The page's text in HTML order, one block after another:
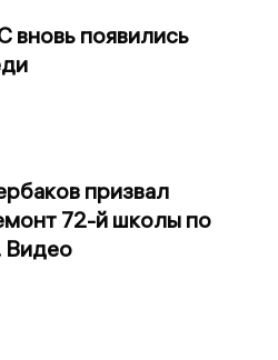
вновь появились
призвал
72-й школы по
Видео